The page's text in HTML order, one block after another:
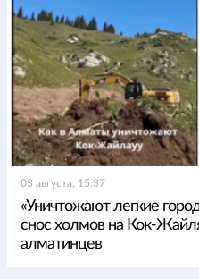
03 августа, 15:37
«Уничтожают легкие
снос холмов на Кок-
алматинцев